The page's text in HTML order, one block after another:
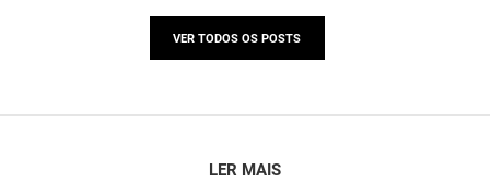
VER TODOS OS POSTS
LER MAIS